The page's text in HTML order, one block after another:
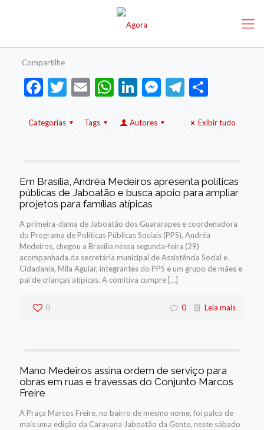
Compartilhe
Facebook
Twitter
EmailWhatsApp
LinkedIn
Messenger
Telegram
Share
Categorias Tags Autores Exibir tudo
Em Brasília, Andréa Medeiros apresenta políticas
públicas de Jaboatão e busca apoio para ampliar
projetos para famílias atípicas
A primeira-dama de Jaboatão dos Guararapes e coordenadora
do Programa de Políticas Públicas Sociais (PPS), Andréa
Medeiros, chegou a Brasília nessa segunda-feira (29)
acompanhada da secretária municipal de Assistência Social e
Cidadania, Mila Aguiar, integrantes do PPS e um grupo de mães e
pai de crianças atípicas. A comitiva cumpre […]
0 0 Leia mais
Mano Medeiros assina ordem de serviço para
obras em ruas e travessas do Conjunto Marcos
Freire
A Praça Marcos Freire, no bairro de mesmo nome, foi palco de
mais uma edição da Caravana Jaboatão da Gente, neste sábado